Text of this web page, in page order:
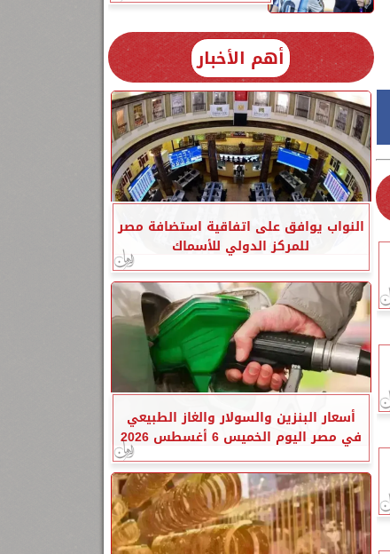
أهم الأخبار
النواب يوافق على اتفاقية استضافة مصر
للمركز الدولي للأسماك
أسعار البنزين والسولار والغاز الطبيعي
في مصر اليوم الخميس 6 أغسطس 2026